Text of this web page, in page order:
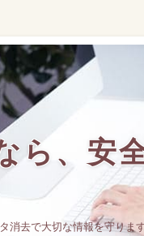
ら、安
消去で大切な情報を守ります